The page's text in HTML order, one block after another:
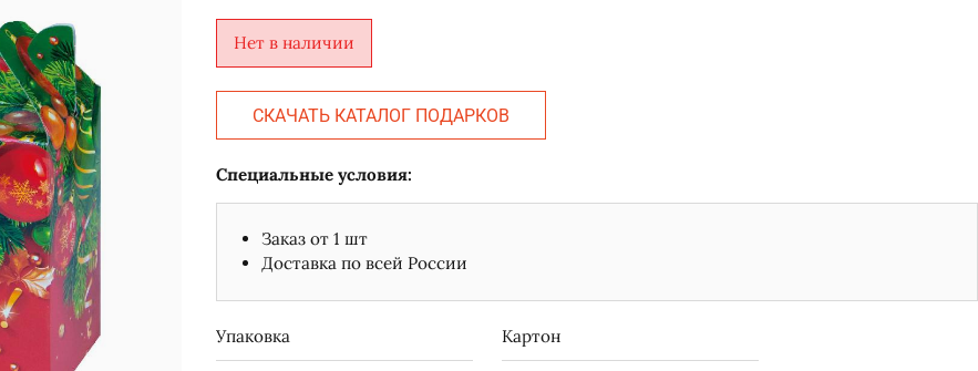
Нет в наличии
СКАЧАТЬ КАТАЛОГ ПОДАРКОВ
Специальные условия:
Заказ от 1 шт
Доставка по всей России
Упаковка Картон